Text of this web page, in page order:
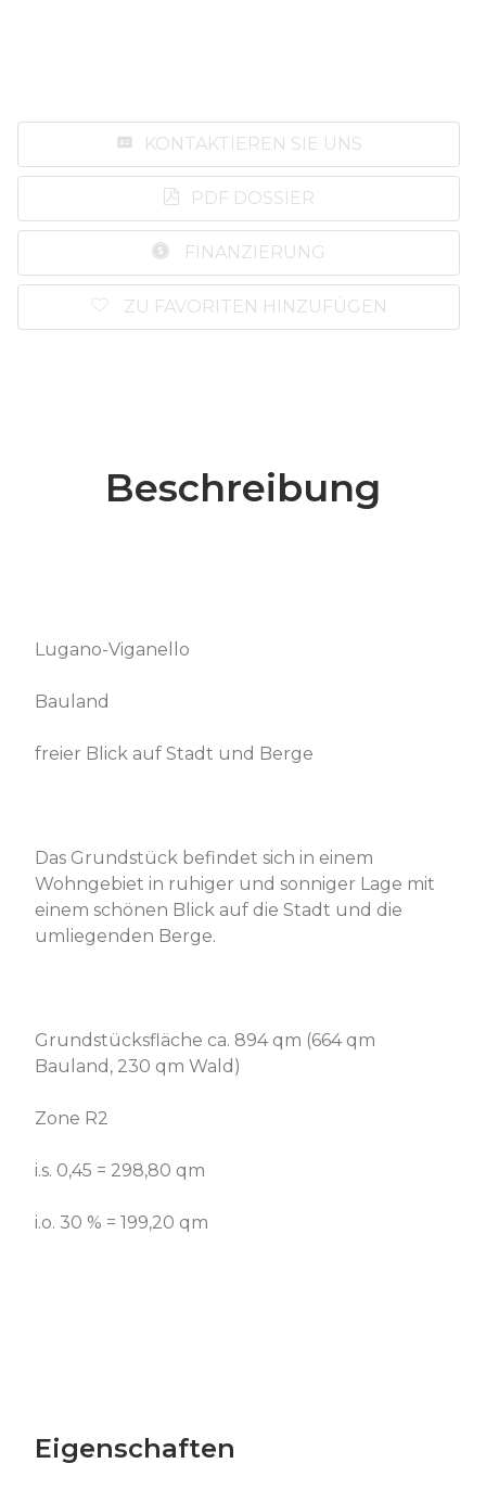
KONTAKTIEREN SIE UNS
PDF DOSSIER
FINANZIERUNG
ZU FAVORITEN HINZUFÜGEN
Beschreibung
Lugano-Viganello
Bauland
freier Blick auf Stadt und Berge
Das Grundstück befindet sich in einem
Wohngebiet in ruhiger und sonniger Lage mit
einem schönen Blick auf die Stadt und die
umliegenden Berge.
Grundstücksfläche ca. 894 qm (664 qm
Bauland, 230 qm Wald)
Zone R2
i.s. 0,45 = 298,80 qm
i.o. 30 % = 199,20 qm
Eigenschaften